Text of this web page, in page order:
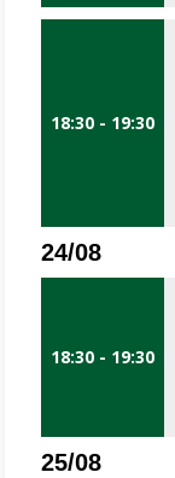
18:30 - 19:30
24/08
18:30 - 19:30
25/08